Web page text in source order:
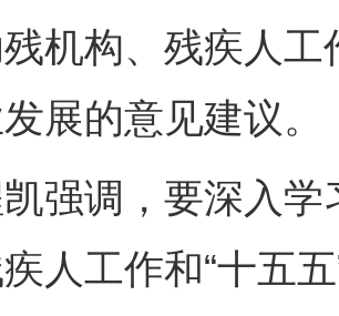
机构、残疾人工
展的意见建议。
调，要深入学
人工作和“十五